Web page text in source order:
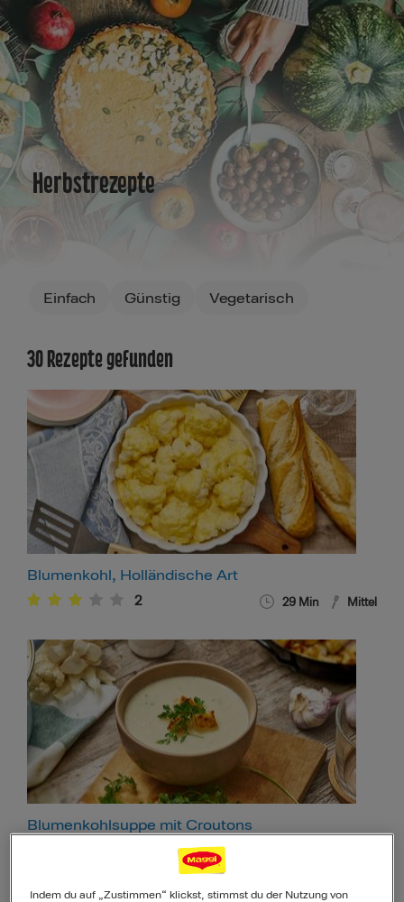
Herbstrezepte
Einfach Günstig Vegetarisch
30 Rezepte gefunden
Blumenkohl, Holländische Art
2 29 Min Mittel
Blumenkohlsuppe mit Croutons
Indem du auf „Zustimmen“ klickst, stimmst du der Nutzung von